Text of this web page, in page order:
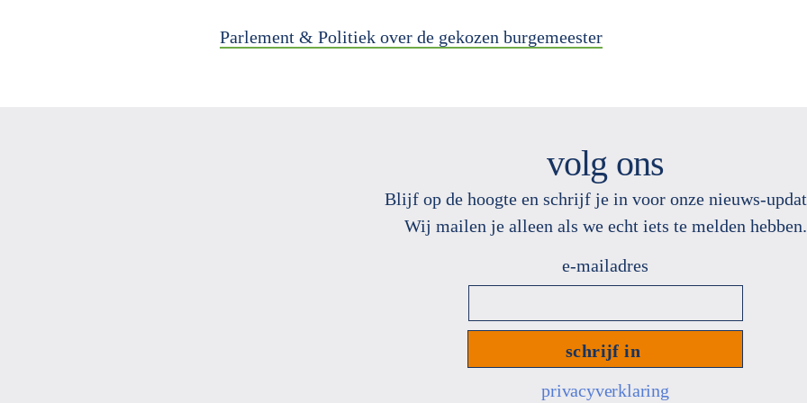
Parlement & Politiek over de gekozen burgemeester
volg ons
Blijf op de hoogte en schrijf je in voor onze nieuws-
Wij mailen je alleen als we echt iets te melden hebben.
privacyverklaring